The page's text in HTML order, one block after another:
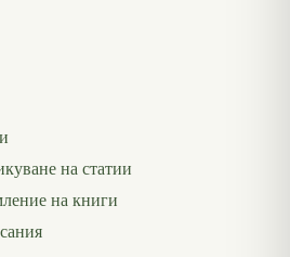
на статии
на книги